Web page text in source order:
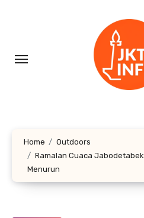
Home
Outdoors
Ramalan Cuaca
Menurun